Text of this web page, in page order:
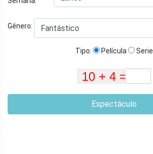
Género:
Tipo: Película Serie
Espectáculo